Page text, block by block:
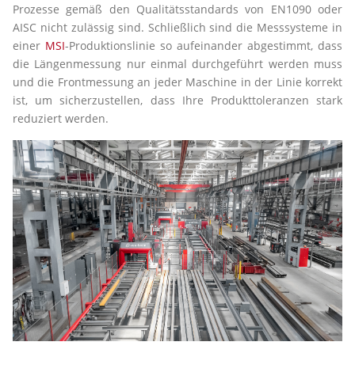
Prozesse gemäß den Qualitätsstandards von EN1090 oder
AISC nicht zulässig sind. Schließlich sind die Messsysteme in
einer MSI-Produktionslinie so aufeinander abgestimmt, dass
die Längenmessung nur einmal durchgeführt werden muss
und die Frontmessung an jeder Maschine in der Linie korrekt
ist, um sicherzustellen, dass Ihre Produkttoleranzen stark
reduziert werden.